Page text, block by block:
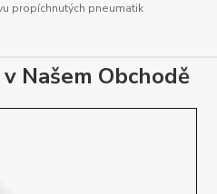
propíchnutých pneumatik
Našem Obchodě